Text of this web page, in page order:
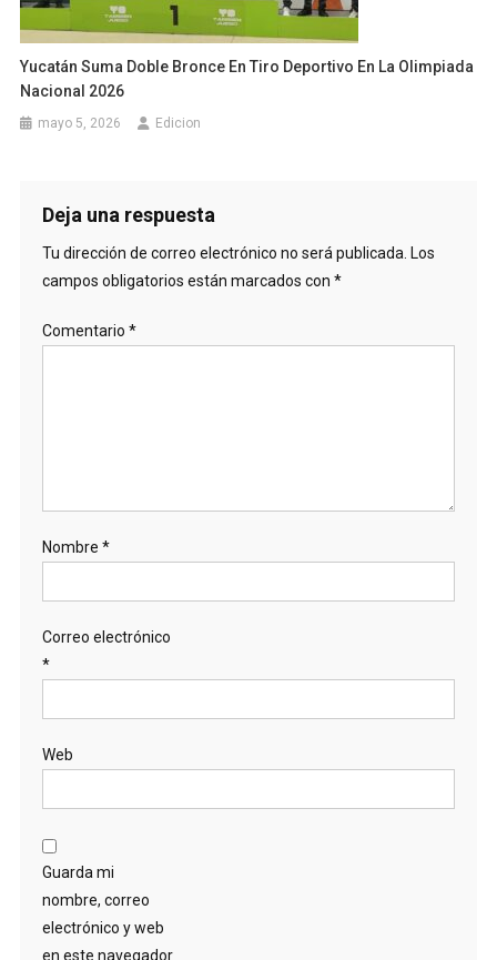
Yucatán Suma Doble Bronce En Tiro Deportivo En La Olimpiada
Nacional 2026
mayo 5, 2026 Edicion
Deja una respuesta
Tu dirección de correo electrónico no será publicada. Los
campos obligatorios están marcados con *
Comentario *
Nombre *
Correo electrónico
*
Web
Guarda mi
nombre, correo
electrónico y web
en este navegador